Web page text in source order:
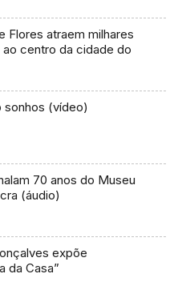
Flores atraem milhares
centro da cidade do
sonhos (vídeo)
70 anos do Museu
(áudio)
expõe
da Casa”